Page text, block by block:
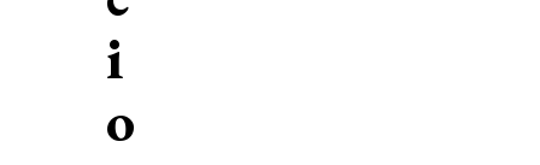
i
o